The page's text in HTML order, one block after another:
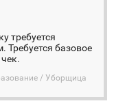
требуется
Требуется базовое
/ Уборщица